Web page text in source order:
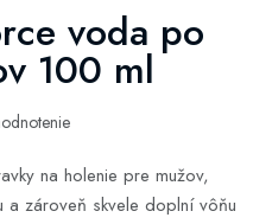
voda po
100 ml
na holenie pre mužov,
zároveň skvele doplní vôňu